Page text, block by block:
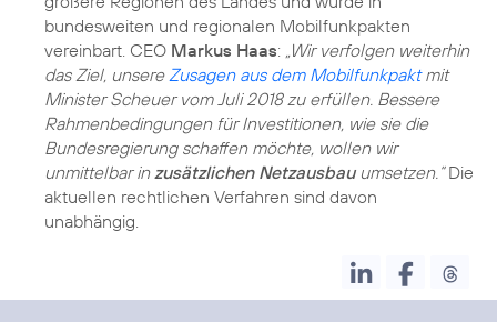
bundesweiten und regionalen Mobilfunkpakten
vereinbart. CEO Markus Haas: „Wir verfolgen weiterhin
das Ziel, unsereZusagen aus dem Mobilfunkpaktmit
Minister Scheuer vom Juli 2018 zu erfüllen. Bessere
Rahmenbedingungen für Investitionen, wie sie die
Bundesregierung schaffen möchte, wollen wir
unmittelbar inzusätzlichen Netzausbauumsetzen.“Die
aktuellen rechtlichen Verfahren sind davon
unabhängig.